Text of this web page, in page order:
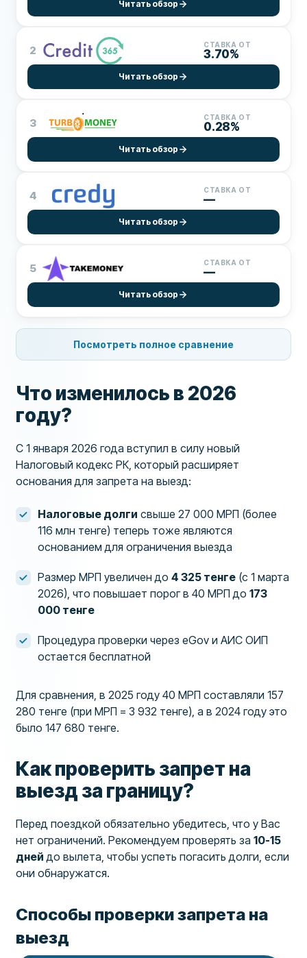
Читать обзор
2 СТАВКА ОТ
3.70%
Читать обзор
3 СТАВКА ОТ
0.28%
Читать обзор
4 СТАВКА ОТ
—
Читать обзор
5 СТАВКА ОТ
—
Читать обзор
Посмотреть полное сравнение
Что изменилось в 2026
году?
С 1 января 2026 года вступил в силу новый
Налоговый кодекс РК, который расширяет
основания для запрета на выезд:
Налоговые долги свыше 27 000 МРП (более
116 млн тенге) теперь тоже являются
основанием для ограничения выезда
Размер МРП увеличен до4 325 тенге (с 1 марта
2026), что повышает порог в 40 МРП до173
000 тенге
Процедура проверки через eGov и АИС ОИП
остается бесплатной
Для сравнения, в 2025 году 40 МРП составляли 157
280 тенге (при МРП = 3 932 тенге), а в 2024 году это
было 147 680 тенге.
Как проверить запрет на
выезд за границу?
Перед поездкой обязательно убедитесь, что у Вас
нет ограничений. Рекомендуем проверять за10-15
дней до вылета, чтобы успеть погасить долги, если
они обнаружатся.
Способы проверки запрета на
выезд